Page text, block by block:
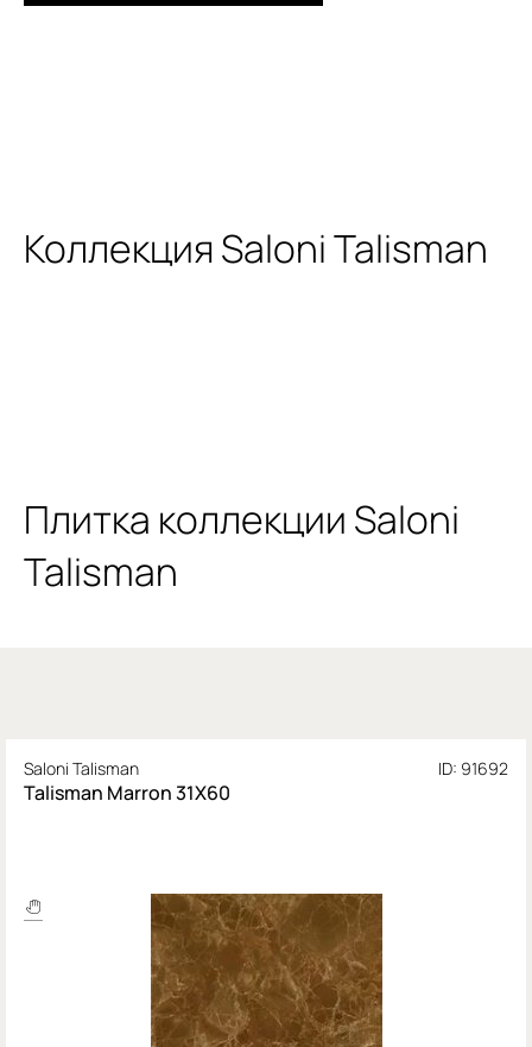
Коллекция Saloni Talisman
Плитка коллекции Saloni
Talisman
Saloni Talisman ID: 91692
Talisman Marron 31X60